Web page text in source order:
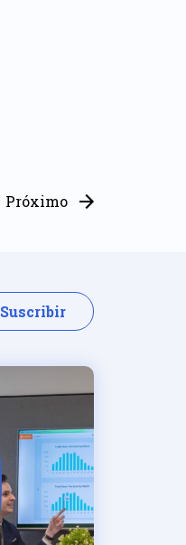
Próximo
Suscribir